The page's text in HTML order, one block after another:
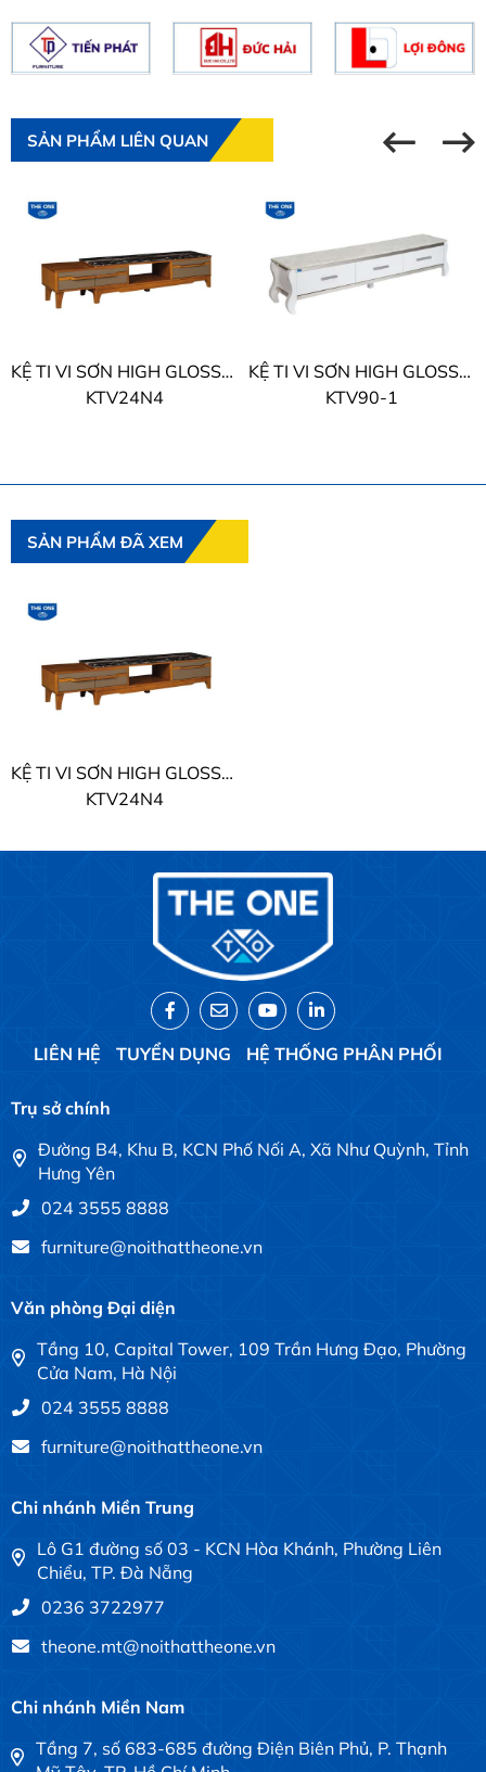
SẢN PHẨM LIÊN QUAN
KỆ TI VI SƠN HIGH GLOSSY THE ONE
KTV24N4
KỆ TI VI SƠN HIGH GLOSSY THE ONE
KTV90-1
SẢN PHẨM ĐÃ XEM
KỆ TI VI SƠN HIGH GLOSSY THE ONE
KTV24N4
LIÊN HỆ TUYỂN DỤNG HỆ THỐNG PHÂN PHỐI
Trụ sở chính
Đường B4, Khu B, KCN Phố Nối A, Xã Như Quỳnh, Tỉnh
Hưng Yên
024 3555 8888
furniture@noithattheone.vn
Văn phòng Đại diện
Tầng 10, Capital Tower, 109 Trần Hưng Đạo, Phường
Cửa Nam, Hà Nội
024 3555 8888
furniture@noithattheone.vn
Chi nhánh Miền Trung
Lô G1 đường số 03 - KCN Hòa Khánh, Phường Liên
Chiểu, TP. Đà Nẵng
0236 3722977
theone.mt@noithattheone.vn
Chi nhánh Miền Nam
Tầng 7, số 683-685 đường Điện Biên Phủ, P. Thạnh